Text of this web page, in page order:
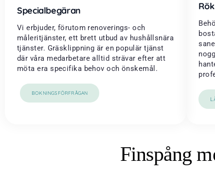
Specialbegäran
Vi erbjuder, förutom renoverings- och
måleritjänster, ett brett utbud av hushållsnära
tjänster. Gräsklippning är en populär tjänst
där våra medarbetare alltid strävar efter att
möta era specifika behov och önskemål.
BOKNINGSFÖRFRÅGAN
Finspång